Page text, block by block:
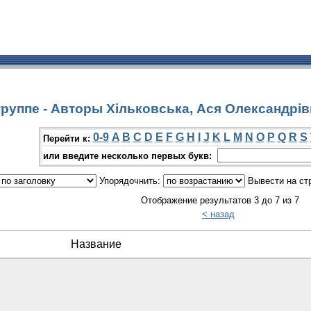
- Авторы Хільковська, Ася
Перейти к: 0-9 A B C D E F G H J K L M N O P Q R S
или введите несколько первых букв:
Упорядочнить: Вывести на
Отображение результатов 3 до 7 из 7
< назад
Название